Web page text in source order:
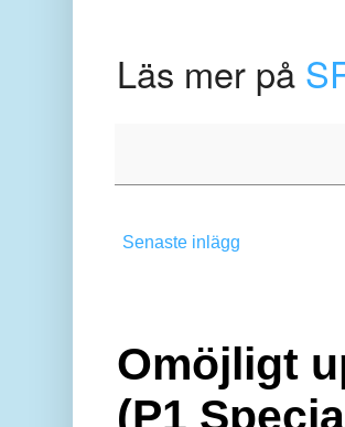
Läs mer på
Senaste inlägg
Omöjligt
(P1